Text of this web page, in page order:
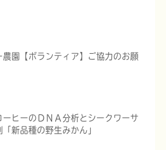
農園【ボランティア】ご協力のお願
ーヒーのＤＮＡ分析とシークワーサ
「新品種の野生みかん」